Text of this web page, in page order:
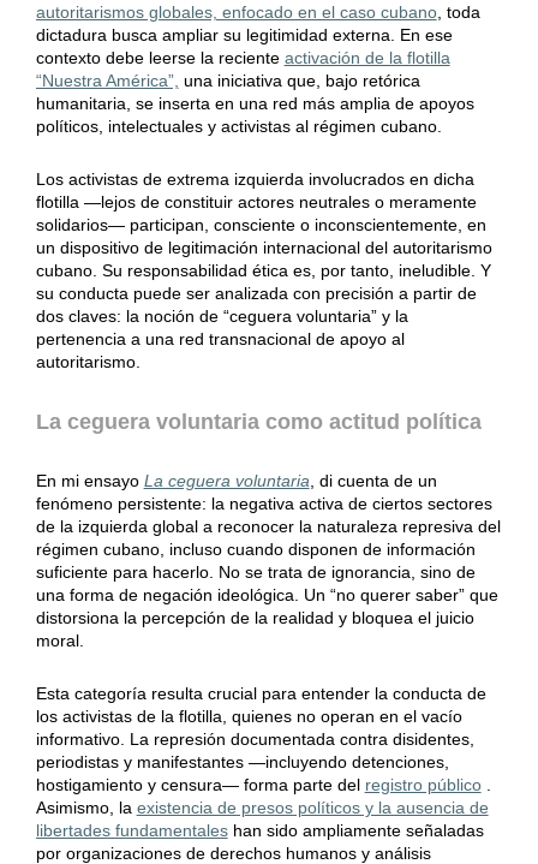
autoritarismos globales, enfocado en el caso cubano, toda
dictadura busca ampliar su legitimidad externa. En ese
contexto debe leerse la reciente activación de la flotilla
“Nuestra América”, una iniciativa que, bajo retórica
humanitaria, se inserta en una red más amplia de apoyos
políticos, intelectuales y activistas al régimen cubano.
Los activistas de extrema izquierda involucrados en dicha
flotilla —lejos de constituir actores neutrales o meramente
solidarios— participan, consciente o inconscientemente, en
un dispositivo de legitimación internacional del autoritarismo
cubano. Su responsabilidad ética es, por tanto, ineludible. Y
su conducta puede ser analizada con precisión a partir de
dos claves: la noción de “ceguera voluntaria” y la
pertenencia a una red transnacional de apoyo al
autoritarismo.
La ceguera voluntaria como actitud política
En mi ensayo La ceguera voluntaria , di cuenta de un
fenómeno persistente: la negativa activa de ciertos sectores
de la izquierda global a reconocer la naturaleza represiva del
régimen cubano, incluso cuando disponen de información
suficiente para hacerlo. No se trata de ignorancia, sino de
una forma de negación ideológica. Un “no querer saber” que
distorsiona la percepción de la realidad y bloquea el juicio
moral.
Esta categoría resulta crucial para entender la conducta de
los activistas de la flotilla, quienes no operan en el vacío
informativo. La represión documentada contra disidentes,
periodistas y manifestantes —incluyendo detenciones,
hostigamiento y censura— forma parte del registro público.
Asimismo, la existencia de presos políticos y la ausencia de
libertades fundamentaleshan sido ampliamente señaladas
por organizaciones de derechos humanos y análisis